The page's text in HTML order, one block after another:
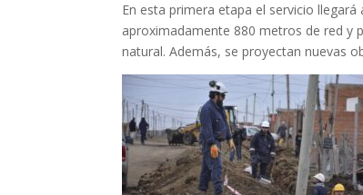
En esta primera etapa el servicio
aproximadamente 880 metros de red y
natural. Además, se proyectan nuevas